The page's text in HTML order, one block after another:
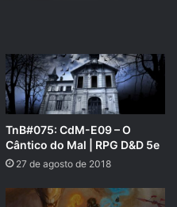
TnB#075: CdM-E09 – O
Cântico do Mal | RPG D&D 5e
27 de agosto de 2018